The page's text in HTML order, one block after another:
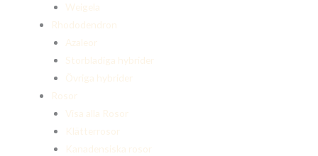
Weigela
Rhododendron
Azaleor
Storbladiga hybrider
Övriga hybrider
Rosor
Visa alla Rosor
Klätterrosor
Kanadensiska rosor